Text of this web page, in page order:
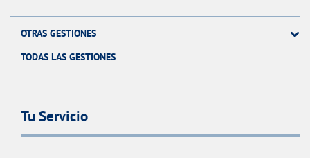
OTRAS GESTIONES
TODAS LAS GESTIONES
Tu Servicio